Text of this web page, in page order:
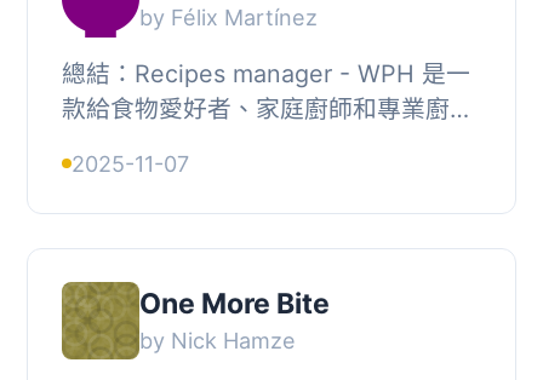
by Félix Martínez
總結：Recipes manager - WPH 是一
款給食物愛好者、家庭廚師和專業廚師
的 WordPress 網站管理和分享他們最
喜歡的食譜。擁...
2025-11-07
One More Bite
by Nick Hamze